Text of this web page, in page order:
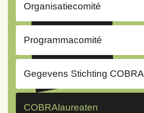
Organisatiecomité
Programmacomité
Gegevens Stichting COBRA
COBRAlaureaten